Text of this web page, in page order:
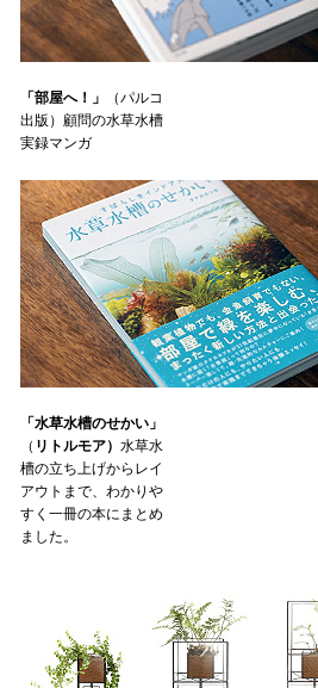
「部屋へ！」
（パルコ
出版）顧問の水草水槽
実録マンガ
「水草水槽のせかい」
（ リトルモア） 水草水
槽の立ち上げからレイ
アウトまで、わかりや
すく一冊の本にまとめ
ました。